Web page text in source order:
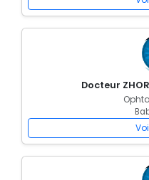
Docteur ZHOR